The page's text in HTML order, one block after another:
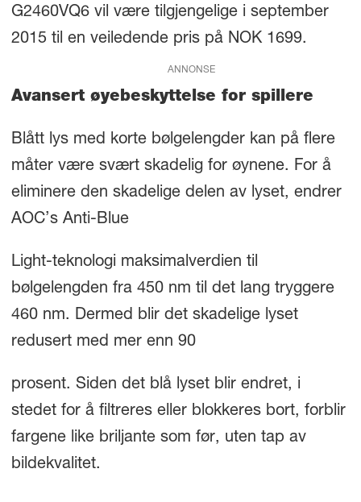
G2460VQ6 vil være tilgjengelige i september
2015 til en veiledende pris på NOK 1699.
ANNONSE
Avansert øyebeskyttelse for spillere
Blått lys med korte bølgelengder kan på flere
måter være svært skadelig for øynene. For å
eliminere den skadelige delen av lyset, endrer
AOC’s Anti-Blue
Light-teknologi maksimalverdien til
bølgelengden fra 450 nm til det lang tryggere
460 nm. Dermed blir det skadelige lyset
redusert med mer enn 90
prosent. Siden det blå lyset blir endret, i
stedet for å filtreres eller blokkeres bort, forblir
fargene like briljante som før, uten tap av
bildekvalitet.